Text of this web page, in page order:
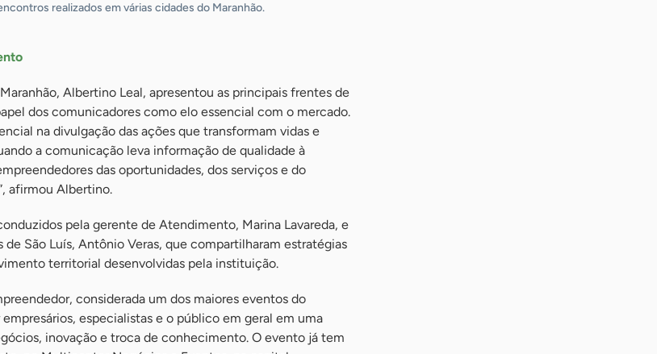
realizados em várias cidades do Maranhão.
Albertino Leal, apresentou as principais frentes de
dos comunicadores como elo essencial com o mercado.
na divulgação das ações que transformam vidas e
a comunicação leva informação de qualidade à
das oportunidades, dos serviços e do
afirmou Albertino.
pela gerente de Atendimento, Marina Lavareda, e
São Luís, Antônio Veras, que compartilharam estratégias
territorial desenvolvidas pela instituição.
considerada um dos maiores eventos do
especialistas e o público em geral em uma
inovação e troca de conhecimento. O evento já tem